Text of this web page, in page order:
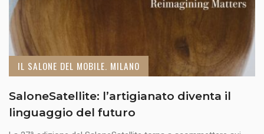
IL SALONE DEL MOBILE. MILANO
SaloneSatellite: l’artigianato diventa il
linguaggio del futuro